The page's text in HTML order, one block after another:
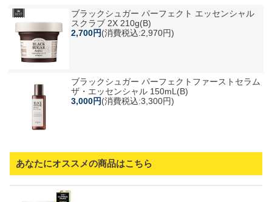
ブラックシュガー パーフェクト エッセンシャル
スクラブ 2X 210g(B)
2,700円(消費税込:2,970円)
ブラックシュガー パーフェクトファーストセラム
ザ・エッセンシャル 150mL(B)
3,000円(消費税込:3,300円)
あなたにオススメの商品はこちら